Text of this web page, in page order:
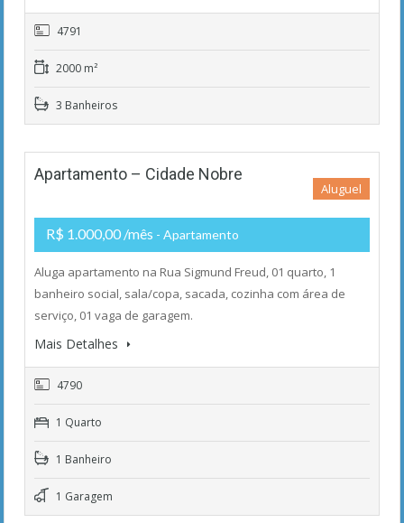
4791
2000 m²
3 Banheiros
Apartamento – Cidade Nobre
Aluguel
R$ 1.000,00 /mês - Apartamento
Aluga apartamento na Rua Sigmund Freud, 01 quarto, 1
banheiro social, sala/copa, sacada, cozinha com área de
serviço, 01 vaga de garagem.
Mais Detalhes
4790
1 Quarto
1 Banheiro
1 Garagem